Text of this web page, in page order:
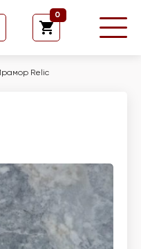
0
Relic